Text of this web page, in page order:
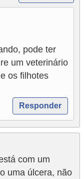
pode ter
um veterinário
os filhotes
Responder
com um
uma úlcera, não